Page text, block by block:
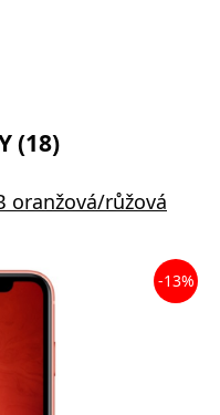
(18)
oranžová/růžová
-13%